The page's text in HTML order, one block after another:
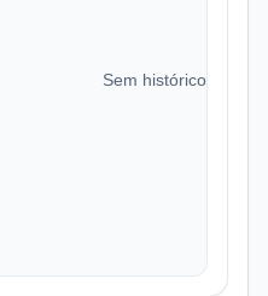
Sem histórico de